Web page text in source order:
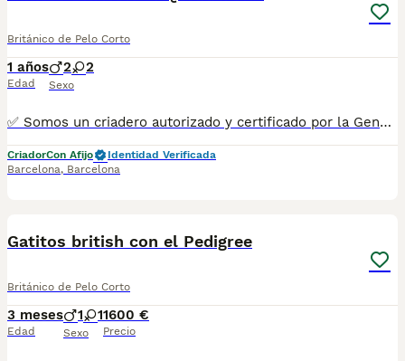
Británico de Pelo Corto
1 años
Edad
2 2
Sexo
✅ Somos un criadero autorizado y certificado por la Generalitat de Catalunya. ☎️ 933095977 📱 685878504 💻 www.aquanatura.es 🚙 Hacemos envíos 📌 Calle Roger de Flor 45, muy cerca del Arc de Triomf de Barcelona, de Lunes a Sábados, desde las 10h hasta las 21:00h. Se entregan con la mayoría de sus vacunas, desparasitados interna y externamente, con microchip y su registro, cartilla sanitaria y contrato de garantías, bajo la supervisión de nuestro equipo veterinario.
CriadorCon Afijo
Identidad Verificada
Barcelona, Barcelona
Gatitos british con el Pedigree
Británico de Pelo Corto
3 meses
Edad
1 1
Sexo
1600 €
Precio